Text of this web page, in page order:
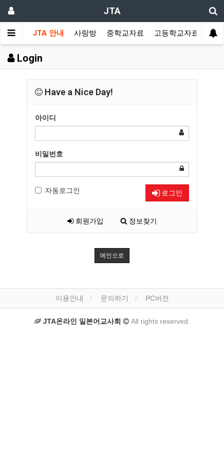
JTA
JTA 안내 사랑방 중학교자료 고등학교자료 멀
Login
Have a Nice Day!
아이디
비밀번호
자동로그인 로그인
회원가입 정보찾기
메인으로
이용안내 문의하기 PC버전
JTA온라인 일본어교사회 All rights reserved.